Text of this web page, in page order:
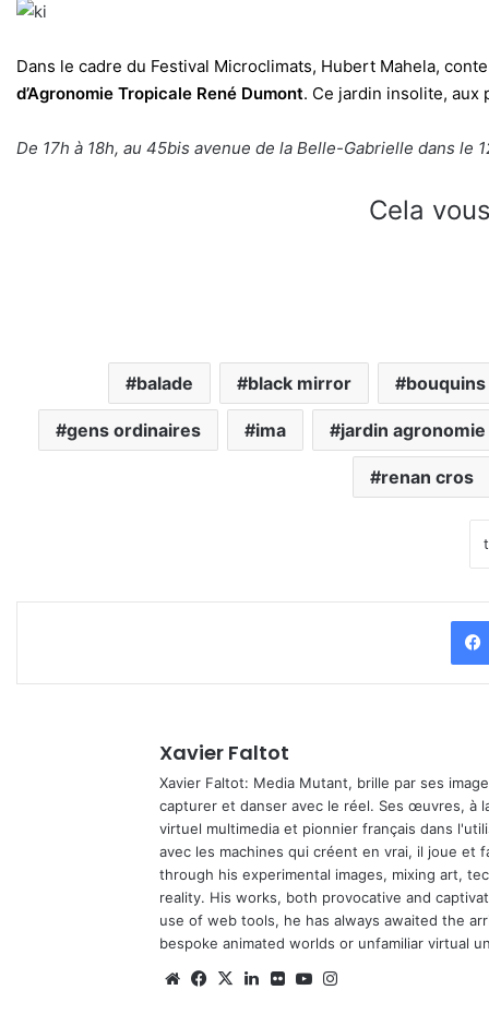
Dans le cadre du Festival Microclimats, Hubert Mahela,
d’Agronomie Tropicale René Dumont. Ce jardin insolite,
De 17h à 18h, au 45bis avenue de la Belle-Gabrielle dans le
Cela
balade black mirror bouquins
gens ordinaires ima jardin agronomie
renan cros
Xavier Faltot
Xavier Faltot: Media Mutant, brille par ses
capturer et danser avec le réel. Ses œuvres, à
virtuel multimedia et pionnier français dans
avec les machines qui créent en vrai, il joue et
through his experimental images, mixing art,
reality. His works, both provocative and
use of web tools, he has always awaited the
bespoke animated worlds or unfamiliar virtual
We Fa
X
Lin Fli Yo